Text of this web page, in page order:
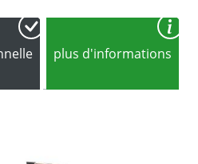
plus d'informations